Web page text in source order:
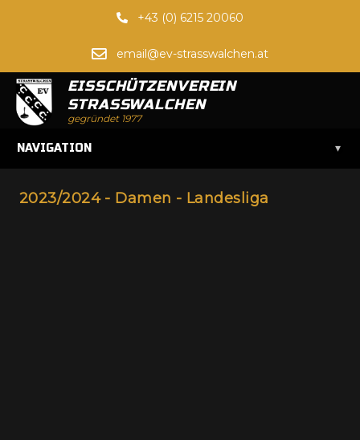
+43 (0) 6215 20060
email@ev-strasswalchen.at
EISSCHÜTZENVEREIN
STRASSWALCHEN
gegründet 1977
NAVIGATION ▾
2023/2024 - Damen - Landesliga